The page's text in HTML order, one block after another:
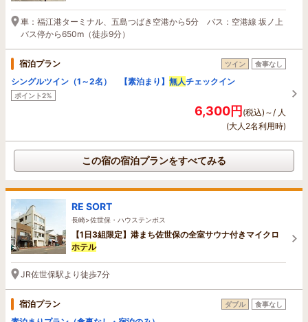
車：福江港ターミナル、五島つばき空港から5分 バス：空港線 坂ノ上
バス停から650m（徒歩9分）
宿泊プラン ツイン 食事なし
シングルツイン（1～2名） 【素泊まり】 無人チェックイン
ポイント2%
6,300円(税込)～/ 人
(大人2名利用時)
この宿の宿泊プランをすべてみる
RE SORT
長崎>佐世保・ハウステンボス
【1日3組限定】港まち佐世保の全室サウナ付きマイクロ
ホテル
JR佐世保駅より徒歩7分
宿泊プラン ダブル 食事なし